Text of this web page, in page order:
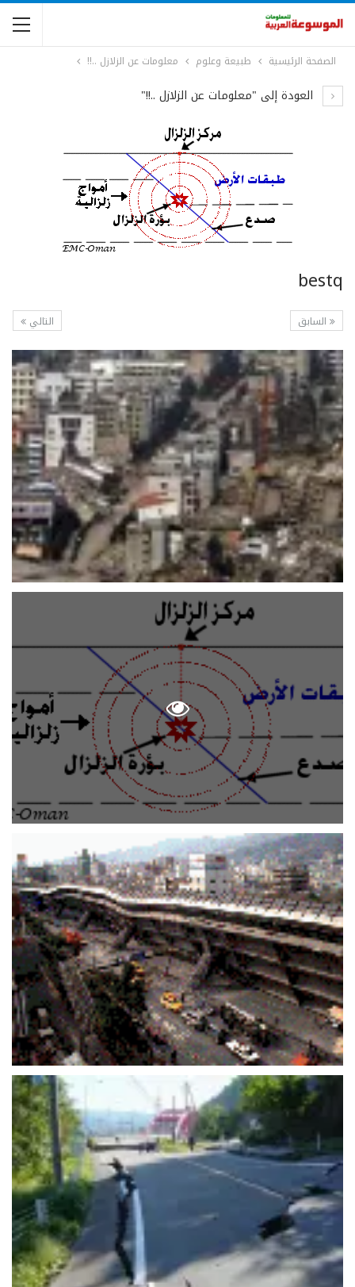
الصفحة الرئيسية طبيعة وعلوم معلومات عن الزلازل ..!!
العودة إلى "معلومات عن الزلازل ..!!"
bestq
التالي السابق